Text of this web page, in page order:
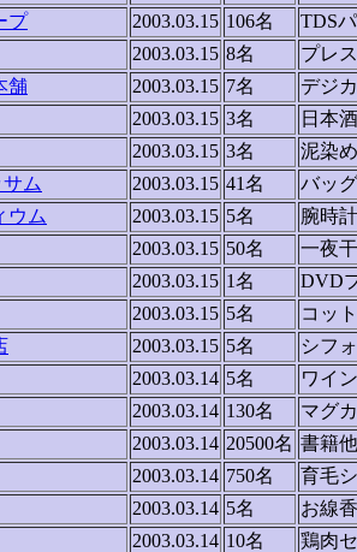
プ
2003.03.15 106名
TDS
2003.03.15 8名
プレ
舗
2003.03.15 7名
デジ
2003.03.15 3名
日本酒
2003.03.15 3名
泥染
サム
2003.03.15 41名
バッ
ウム
2003.03.15 5名
腕時
2003.03.15 50名
一夜
2003.03.15 1名
DVD
2003.03.15 5名
コッ
2003.03.15 5名
シフ
2003.03.14 5名
ワイン
2003.03.14 130名
マグ
2003.03.14 20500名 書籍他
2003.03.14 750名
育毛
2003.03.14 5名
お線香
2003.03.14 10名
鶏肉